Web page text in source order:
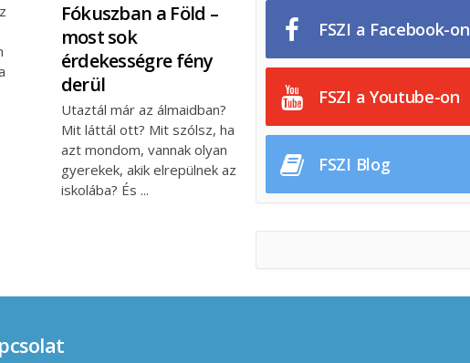
Fókuszban a Föld –
most sok
érdekességre fény
derül
Utaztál már az álmaidban?
Mit láttál ott? Mit szólsz, ha
azt mondom, vannak olyan
gyerekek, akik elrepülnek az
iskolába? És
FSZI a Facebook-on
FSZI a Youtube-on
FSZI Blog